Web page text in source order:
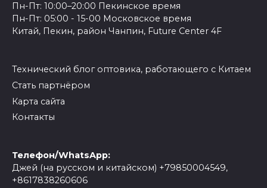
Пн-Пт: 10:00–20:00 Пекинское время
Пн-Пт: 05:00 - 15-00 Московское время
Китай, Пекин, район Чанпин, Future Center 4F
Технический блог оптовика, работающего с Китаем
Стать партнёром
Карта сайта
Контакты
Телефон/WhatsApp:
Джей (на русском и китайском) +79850004549,
+8617838260606